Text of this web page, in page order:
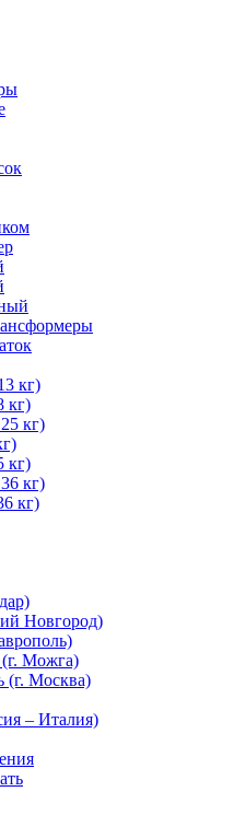
кг)
кг)
кг)
кг)
кг)
кг)
Новгород)
(г. Можга)
(г. Москва)
– Италия)